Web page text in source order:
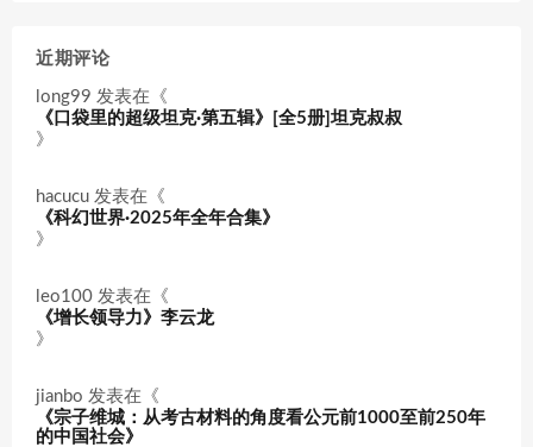
近期评论
long99 发表在《
《口袋里的超级坦克·第五辑》[全5册]坦克叔叔
》
hacucu 发表在《
《科幻世界·2025年全年合集》
》
leo100 发表在《
《增长领导力》李云龙
》
jianbo 发表在《
《宗子维城：从考古材料的角度看公元前1000至前250年
的中国社会》